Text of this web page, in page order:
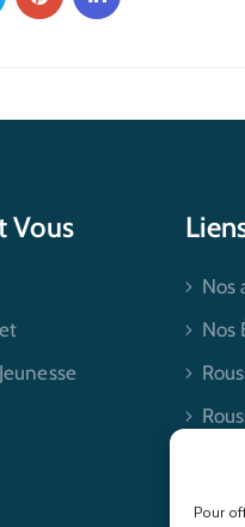
Pour
Vous
Nos
Nos